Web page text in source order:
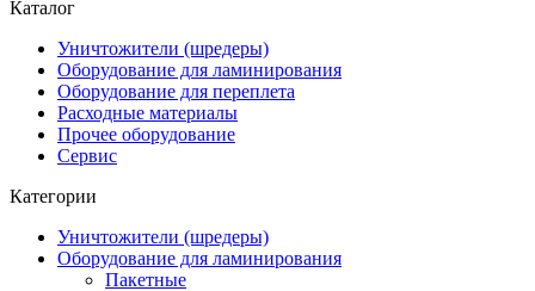
Каталог
Уничтожители (шредеры)
Оборудование для ламинирования
Оборудование для переплета
Расходные материалы
Прочее оборудование
Сервис
Категории
Уничтожители (шредеры)
Оборудование для ламинирования
Пакетные